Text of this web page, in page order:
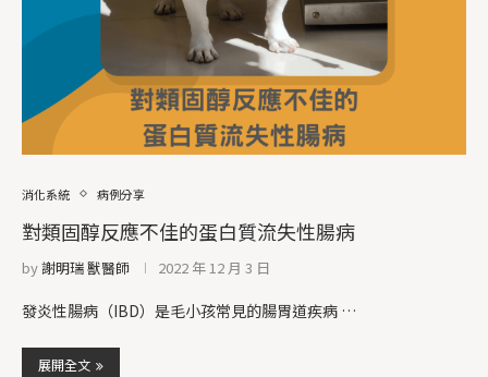
消化系統 病例分享
對類固醇反應不佳的蛋白質流失性腸病
by謝明瑞 獸醫師 2022 年 12 月 3 日
發炎性腸病（IBD）是毛小孩常見的腸胃道疾病 …
展開全文